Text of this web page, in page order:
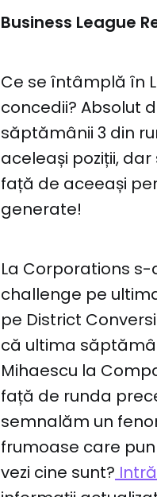
Business League
Ce se întâmplă în
concedii? Absolut
săptămânii 3 din
aceleași poziții,
față de aceeași
generate!
La Corporations
challenge pe
pe District
că ultima
Mihaescu la
față de runda
semnalăm un
frumoase care pun
vezi cine sunt?